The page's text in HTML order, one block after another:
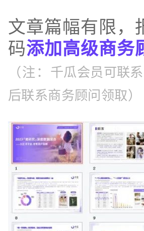
文章篇幅有限，
码添加高级商务
（注： 千瓜会员可联
后联系商务顾问领取 ）